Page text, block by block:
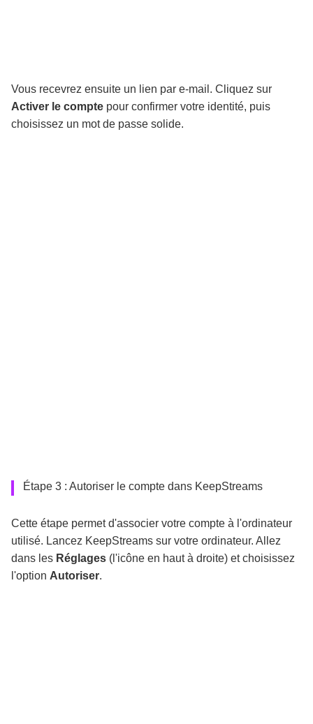
Vous recevrez ensuite un lien par e-mail. Cliquez sur
Activer le compte pour confirmer votre identité, puis
choisissez un mot de passe solide.
Étape 3 : Autoriser le compte dans KeepStreams
Cette étape permet d'associer votre compte à l'ordinateur
utilisé. Lancez KeepStreams sur votre ordinateur. Allez
dans les Réglages (l'icône en haut à droite) et choisissez
l'option Autoriser.